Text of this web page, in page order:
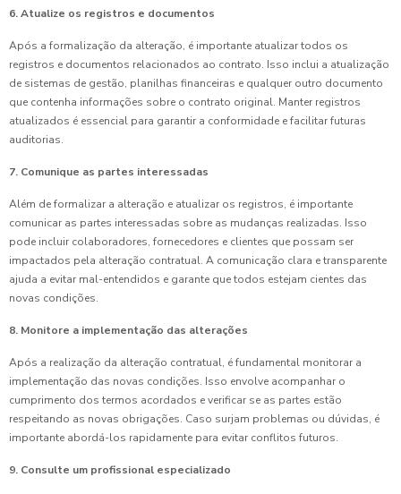
6. Atualize os registros e documentos
Após a formalização da alteração, é importante atualizar todos os
registros e documentos relacionados ao contrato. Isso inclui a atualização
de sistemas de gestão, planilhas financeiras e qualquer outro documento
que contenha informações sobre o contrato original. Manter registros
atualizados é essencial para garantir a conformidade e facilitar futuras
auditorias.
7. Comunique as partes interessadas
Além de formalizar a alteração e atualizar os registros, é importante
comunicar as partes interessadas sobre as mudanças realizadas. Isso
pode incluir colaboradores, fornecedores e clientes que possam ser
impactados pela alteração contratual. A comunicação clara e transparente
ajuda a evitar mal-entendidos e garante que todos estejam cientes das
novas condições.
8. Monitore a implementação das alterações
Após a realização da alteração contratual, é fundamental monitorar a
implementação das novas condições. Isso envolve acompanhar o
cumprimento dos termos acordados e verificar se as partes estão
respeitando as novas obrigações. Caso surjam problemas ou dúvidas, é
importante abordá-los rapidamente para evitar conflitos futuros.
9. Consulte um profissional especializado